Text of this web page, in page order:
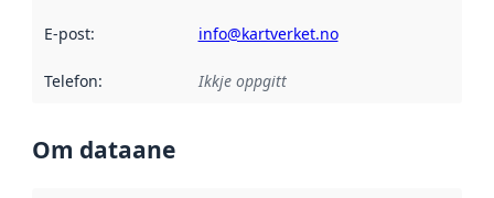
E-post: info@kartverket.no
Telefon: Ikkje oppgitt
Om dataane